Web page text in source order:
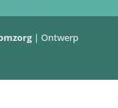
| Ontwerp